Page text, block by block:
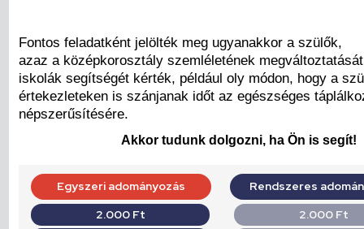
Fontos feladatként jelölték meg ugyanakkor a szülők,
azaz a középkorosztály szemléletének
iskolák segítségét kérték, például oly módon, hogy a
értekezleteken is szánjanak időt az egészséges
népszerűsítésére.
Akkor tudunk dolgozni, ha Ön is segít!